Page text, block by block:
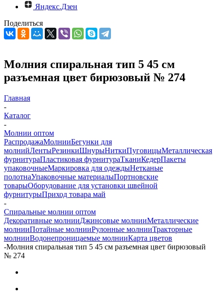
Яндекс.Дзен
Поделиться
Молния спиральная тип 5 45 см
разъемная цвет бирюзовый № 274
Главная
-
Каталог
-
Молнии оптом
РаспродажаМолнииБегунки для
молнийЛентыРезинкиШнурыНиткиПуговицыМеталлическая
фурнитураПластиковая фурнитураТканиКедерПакеты
упаковочныеМаркировка для одеждыНетканые
полотнаУпаковочные материалыПортновские
товарыОборудование для установки швейной
фурнитурыПриход товара май
-
Спиральные молнии оптом
Декоративные молнииДжинсовые молнииМеталлические
молнииПотайные молнииРулонные молнииТракторные
молнииВодонепроницаемые молнииКарта цветов
-Молния спиральная тип 5 45 см разъемная цвет бирюзовый
№ 274